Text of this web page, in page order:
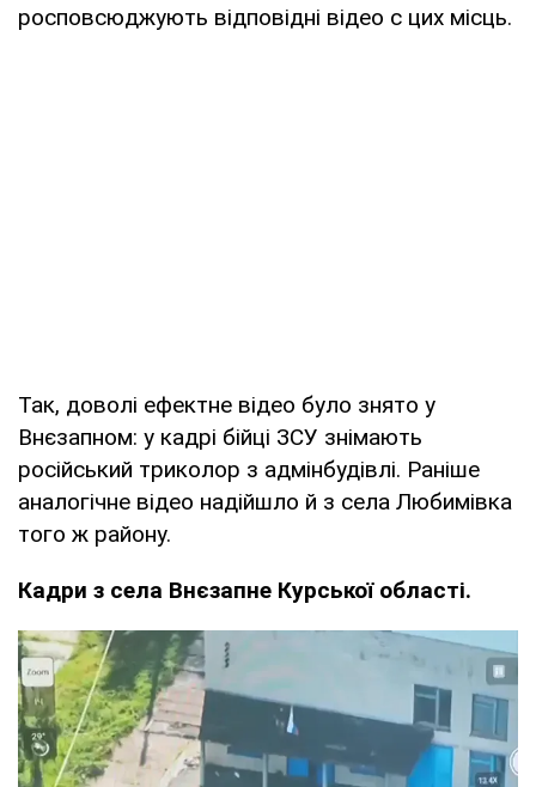
росповсюджують відповідні відео с цих місць.
Так, доволі ефектне відео було знято у
Внєзапном: у кадрі бійці ЗСУ знімають
російський триколор з адмінбудівлі. Раніше
аналогічне відео надійшло й з села Любимівка
того ж району.
Кадри з села Внєзапне Курської області.